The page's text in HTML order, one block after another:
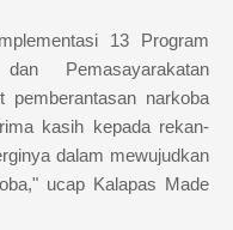
13 Program
Pemasayarakatan
pemberantasan narkoba
kasih kepada rekan-
dalam mewujudkan
ucap Kalapas Made